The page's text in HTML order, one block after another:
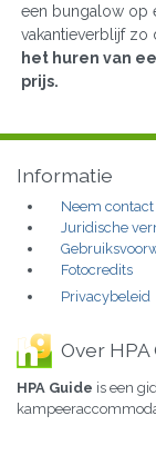
een bungalow op
vakantieverblijf zo
het huren van
prijs.
Informatie
Neem
Juridische
Fotocredits
Privacybeleid
Over HPA
HPA Guide is een